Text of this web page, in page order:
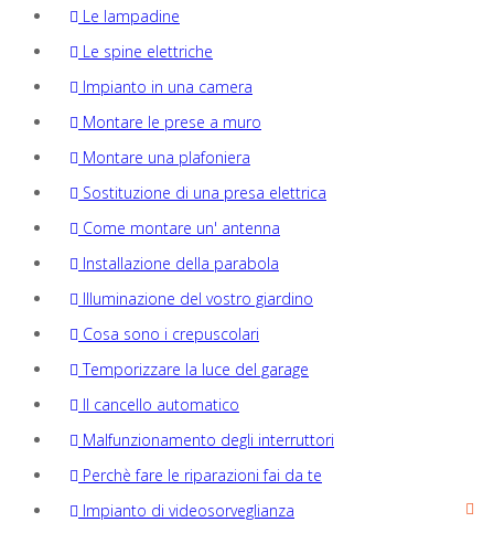
Le lampadine
Le spine elettriche
Impianto in una camera
Montare le prese a muro
Montare una plafoniera
Sostituzione di una presa elettrica
Come montare un' antenna
Installazione della parabola
Illuminazione del vostro giardino
Cosa sono i crepuscolari
Temporizzare la luce del garage
Il cancello automatico
Malfunzionamento degli interruttori
Perchè fare le riparazioni fai da te
Impianto di videosorveglianza